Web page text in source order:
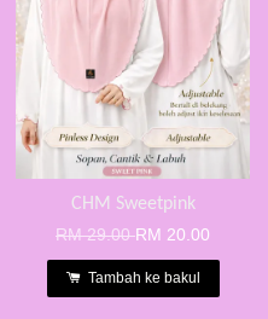
CHM Sweetpink
RM 29.00RM 20.00
Tambah ke bakul